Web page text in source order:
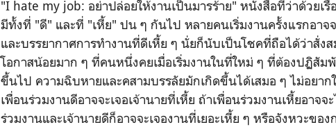
"I hate my job: อย่าปล่อยให้งานเป็นมารร้าย" หนังสือที่ว่าด้วยเ
มีทั้งที่ "ดี" และที่ "เหี้ย" ปน ๆ กันไป หลายคนเริ่มงานครั้งแรกอาจ
และบรรยากาศการทำงานที่ดีเหี้ย ๆ นั่ยก็นับเป็นโชคที่ถือได้ว่าสั่ง
โอกาสน้อยมาก ๆ ที่คนหนึ่งคยเมื่อเริ่มงานในที่ใหม่ ๆ ที่ต้องปฏิสัม
ขึ้นไป ความฉิบหายและคสามบรรลัยมักเกิดขึ้นได้เสมอ ๆ ไม่อยาก
เพื่อนร่วมงานดีอาจจะเจอเจ้านายที่เหี้ย ถ้าเพื่อนร่วมงานเหี้ยอาจจ
ร่วมงานและเจ้านายดีก็อาจจะเจองานที่เยอะเหี้ย ๆ หรือจังหวะขอ